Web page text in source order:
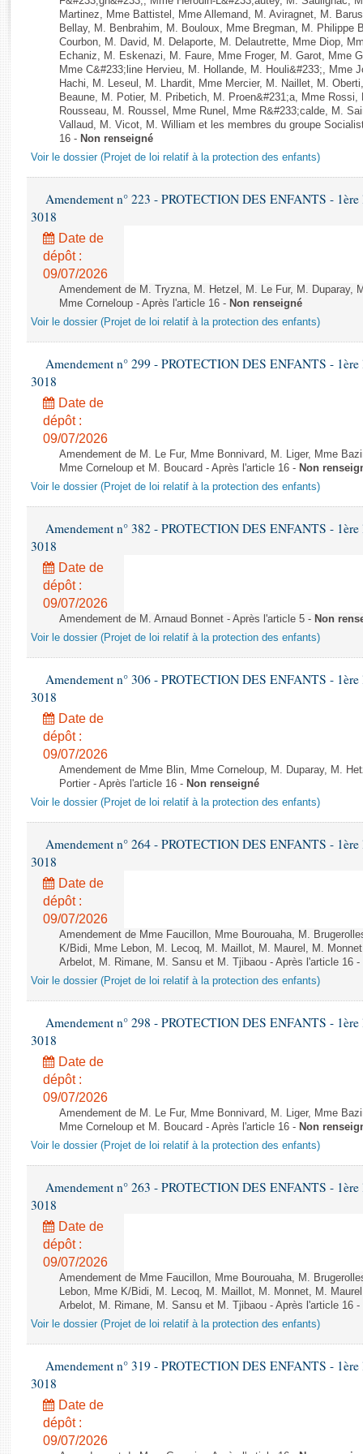
Rapports d'enquête
Rapports législatifs
Rapports sur l'application des lois
Baromètre de l’application des lois
Dossiers législatifs
Budget et sécurité sociale
Martinez, Mme Battistel, Mme Allemand, M. Aviragnet, M.
Bellay, M. Benbrahim, M. Bouloux, Mme Bregman, M. Philippe
Courbon, M. David, M. Delaporte, M. Delautrette, Mme Diop,
Echaniz, M. Eskenazi, M. Faure, Mme Froger, M. Garot, Mme
Mme C&#233;line Hervieu, M. Hollande, M. Houli&#233;, Mme
Hachi, M. Leseul, M. Lhardit, Mme Mercier, M. Naillet, M.
Beaune, M. Potier, M. Pribetich, M. Proen&#231;a, Mme Rossi,
Rousseau, M. Roussel, Mme Runel, Mme R&#233;calde, M.
Vallaud, M. Vicot, M. William et les membres du groupe
16 - Non renseigné
Voir le dossier (Projet de loi relatif à la protection des enfants)
Amendement n° 223 - PROTECTION DES ENFANTS - 1ère
3018
Date de
dépôt :
09/07/2026
Amendement de M. Tryzna, M. Hetzel, M. Le Fur, M. Duparay,
Mme Corneloup - Après l'article 16 - Non renseigné
Voir le dossier (Projet de loi relatif à la protection des enfants)
Amendement n° 299 - PROTECTION DES ENFANTS - 1ère
3018
Date de
dépôt :
09/07/2026
Amendement de M. Le Fur, Mme Bonnivard, M. Liger, Mme
Mme Corneloup et M. Boucard - Après l'article 16 - Non
Voir le dossier (Projet de loi relatif à la protection des enfants)
Amendement n° 382 - PROTECTION DES ENFANTS - 1ère
3018
Date de
dépôt :
09/07/2026
Amendement de M. Arnaud Bonnet - Après l'article 5 - Non
Voir le dossier (Projet de loi relatif à la protection des enfants)
Amendement n° 306 - PROTECTION DES ENFANTS - 1ère
3018
Date de
dépôt :
09/07/2026
Amendement de Mme Blin, Mme Corneloup, M. Duparay, M.
Portier - Après l'article 16 - Non renseigné
Voir le dossier (Projet de loi relatif à la protection des enfants)
Amendement n° 264 - PROTECTION DES ENFANTS - 1ère
3018
Date de
dépôt :
09/07/2026
Amendement de Mme Faucillon, Mme Bourouaha, M.
K/Bidi, Mme Lebon, M. Lecoq, M. Maillot, M. Maurel, M.
Arbelot, M. Rimane, M. Sansu et M. Tjibaou - Après l'article 16 -
Voir le dossier (Projet de loi relatif à la protection des enfants)
Amendement n° 298 - PROTECTION DES ENFANTS - 1ère
3018
Date de
dépôt :
09/07/2026
Amendement de M. Le Fur, Mme Bonnivard, M. Liger, Mme
Mme Corneloup et M. Boucard - Après l'article 16 - Non
Voir le dossier (Projet de loi relatif à la protection des enfants)
Amendement n° 263 - PROTECTION DES ENFANTS - 1ère
3018
Date de
dépôt :
09/07/2026
Amendement de Mme Faucillon, Mme Bourouaha, M.
Lebon, Mme K/Bidi, M. Lecoq, M. Maillot, M. Monnet, M.
Arbelot, M. Rimane, M. Sansu et M. Tjibaou - Après l'article 16 -
Voir le dossier (Projet de loi relatif à la protection des enfants)
Amendement n° 319 - PROTECTION DES ENFANTS - 1ère
3018
Date de
dépôt :
09/07/2026